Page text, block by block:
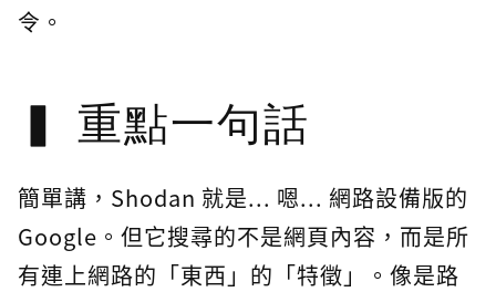
令。
重點一句話
簡單講，Shodan 就是... 嗯... 網路設備版的
Google。但它搜尋的不是網頁內容，而是所
有連上網路的「東西」的「特徵」。像是路